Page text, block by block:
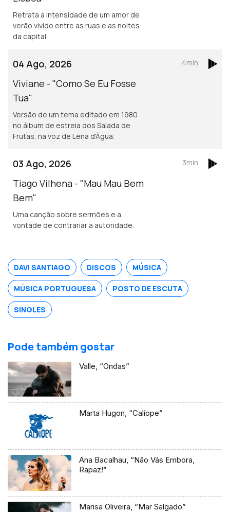
Retrata a intensidade de um amor de
verão vivido entre as ruas e as noites
da capital.
04 Ago, 2026
Viviane - "Como Se Eu Fosse
Tua"
Versão de um tema editado em 1980
no álbum de estreia dos Salada de
Frutas, na voz de Lena d'Água.
4min
03 Ago, 2026
Tiago Vilhena - "Mau Mau Bem
Bem"
Uma canção sobre sermões e a
vontade de contrariar a autoridade.
3min
DAVI SANTIAGO DISCOS MÚSICA
MÚSICA PORTUGUESA POSTO DE ESCUTA
SINGLES
Pode também gostar
Valle, “Ondas”
Marta Hugon, “Calíope”
Ana Bacalhau, “Não Vás Embora,
Rapaz!”
Marisa Oliveira, “Mar Salgado”